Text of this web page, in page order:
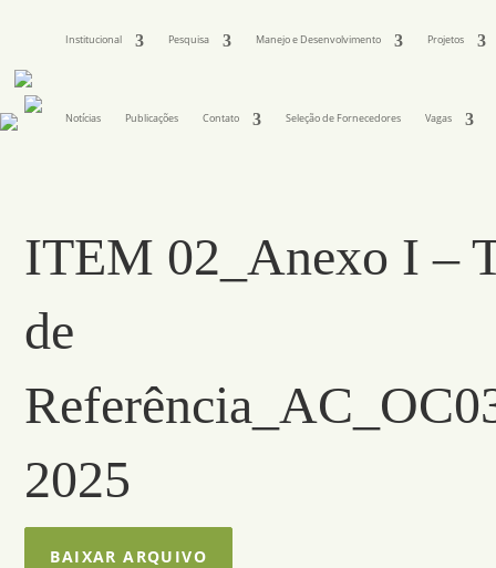
Institucional Pesquisa Manejo e Desenvolvimento Projetos
Notícias Publicações Contato Seleção de Fornecedores Vagas
ITEM 02_Anexo I –
de
2025
BAIXAR ARQUIVO